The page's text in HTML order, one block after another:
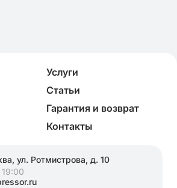
Услуги
Статьи
Гарантия и возврат
Контакты
ул. Ротмистрова, д. 10